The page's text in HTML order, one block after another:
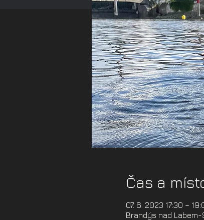
Čas a
07. 6. 2023 17:30 –
Brandýs nad Labem-